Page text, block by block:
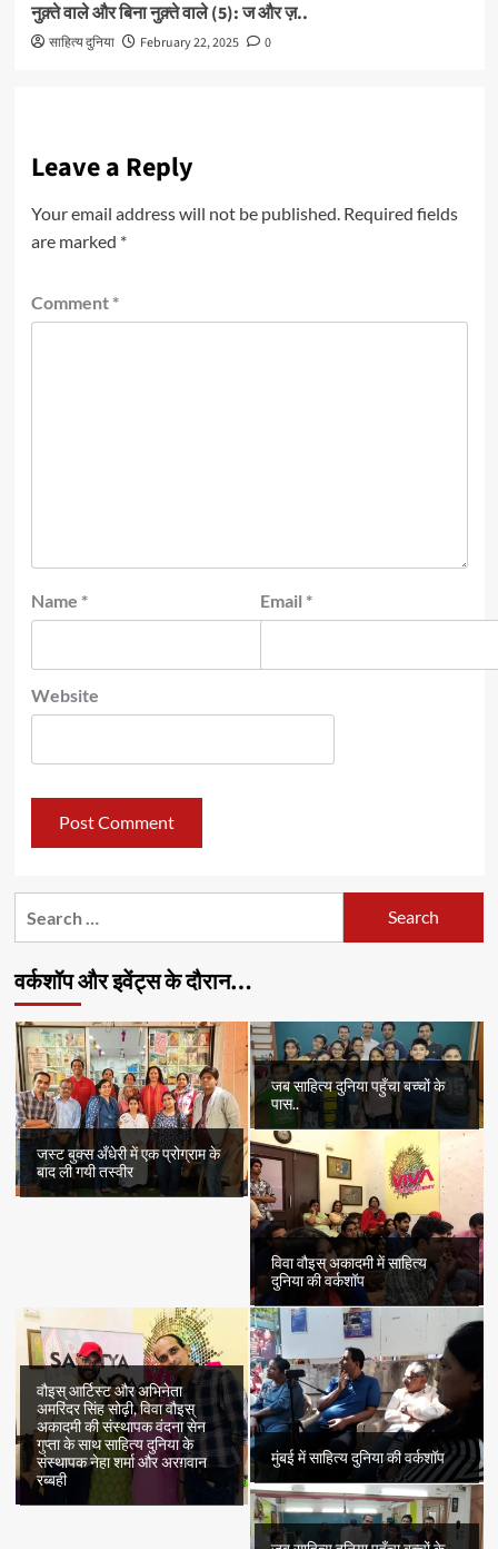
नुक़्ते वाले और बिना नुक़्ते वाले (5): ज और ज़..
साहित्य दुनिया February 22, 2025 0
Leave a Reply
Your email address will not be published. Required fields
are marked *
Comment *
Name * Email *
Website
वर्कशॉप और इवेंट्स के दौरान…
जस्ट बुक्स अँधेरी में एक प्रोग्राम के
बाद ली गयी तस्वीर
जब साहित्य दुनिया पहुँचा बच्चों के
पास..
विवा वौइस् अकादमी में साहित्य
दुनिया की वर्कशॉप
वौइस् आर्टिस्ट और अभिनेता
अमरिंदर सिंह सोढ़ी, विवा वौइस्
अकादमी की संस्थापक वंदना सेन
गुप्ता के साथ साहित्य दुनिया के
संस्थापक नेहा शर्मा और अरग़वान
रब्बही
मुंबई में साहित्य दुनिया की वर्कशॉप